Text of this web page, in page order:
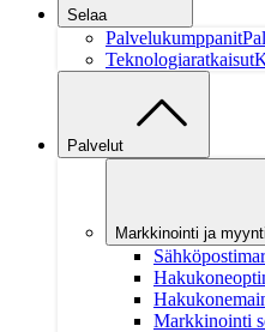
Selaa
Palvelukumppanit
Teknologiaratkaisut
Palvelut
Markkinointi ja myynti
Markkinointi